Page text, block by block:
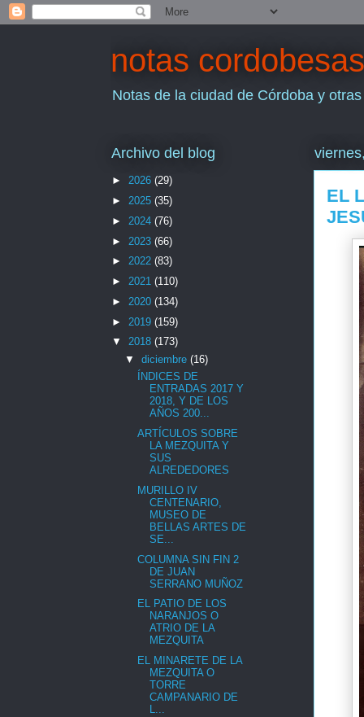
notas cordobesas
Notas de la ciudad de Córdoba y
EL
Archivo del blog
► 2026 (29)
► 2025 (35)
► 2024 (76)
► 2023 (66)
► 2022 (83)
► 2021 (110)
► 2020 (134)
► 2019 (159)
▼ 2018 (173)
▼ diciembre (16)
ÍNDICES DE
ENTRADAS 2017 Y
2018, Y DE LOS
AÑOS 200...
ARTÍCULOS SOBRE
LA MEZQUITA Y
SUS
ALREDEDORES
MURILLO IV
CENTENARIO,
MUSEO DE
BELLAS ARTES DE
SE...
COLUMNA SIN FIN 2
DE JUAN
SERRANO MUÑOZ
EL PATIO DE LOS
NARANJOS O
ATRIO DE LA
MEZQUITA
EL MINARETE DE LA
MEZQUITA O
TORRE
CAMPANARIO DE
L...